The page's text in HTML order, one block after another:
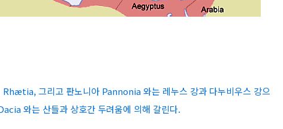
그리고 판노니아 Pannonia 와는 레누스 강과 다누비우스 강으
와는 산들과 상호간 두려움에 의해 갈린다.